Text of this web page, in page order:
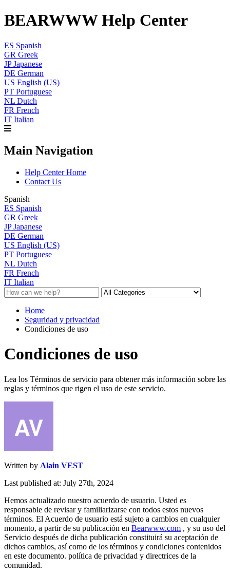
BEARWWW Help Center
ES Spanish
GR Greek
JP Japanese
DE German
US English (US)
PT Portuguese
NL Dutch
FR French
IT Italian
Main Navigation
Help Center Home
Contact Us
Spanish
ES Spanish
GR Greek
JP Japanese
DE German
US English (US)
PT Portuguese
NL Dutch
FR French
IT Italian
Home
Seguridad y privacidad
Condiciones de uso
Condiciones de uso
Lea los Términos de servicio para obtener más información sobre las
reglas y términos que rigen el uso de este servicio.
Written by Alain VEST
Last published at: July 27th, 2024
Hemos actualizado nuestro acuerdo de usuario. Usted es
responsable de revisar y familiarizarse con todos estos nuevos
términos. El Acuerdo de usuario está sujeto a cambios en cualquier
momento, a partir de su publicación en Bearwww.com , y su uso del
Servicio después de dicha publicación constituirá su aceptación de
dichos cambios, así como de los términos y condiciones contenidos
en este documento. política de privacidad y directrices de la
comunidad.